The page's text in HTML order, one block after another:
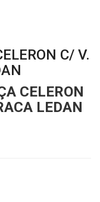
C/ V.
CELERON
LEDAN